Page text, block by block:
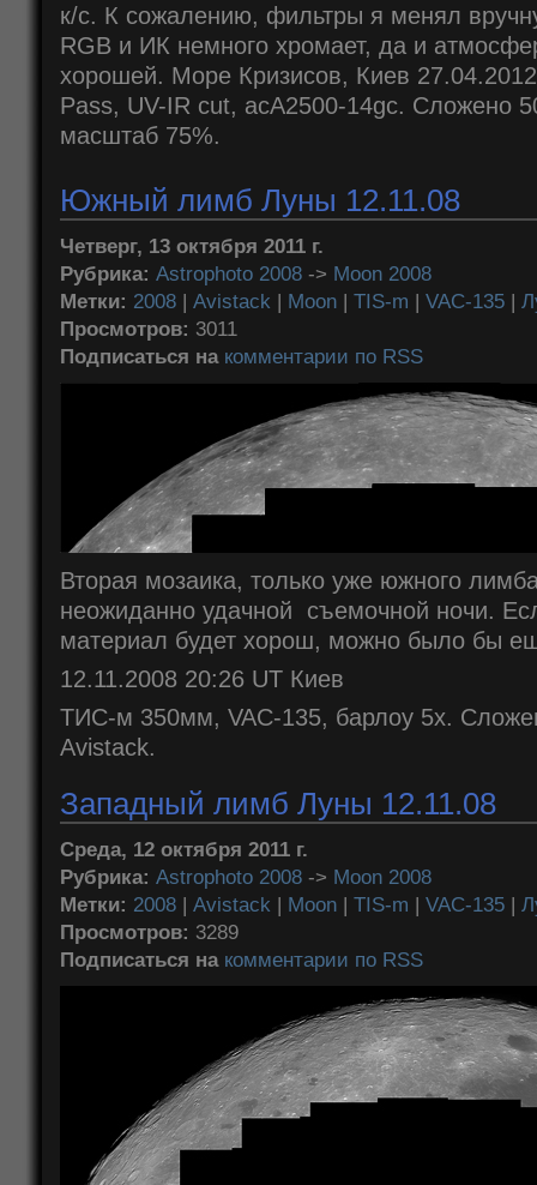
к/с. К сожалению, фильтры я менял
RGB и ИК немного хромает, да и
хорошей. Море Кризисов, Киев
Pass, UV-IR cut, acA2500-14gc. Сложено
масштаб 75%.
Южный лимб Луны 12.11.08
Четверг, 13 октября 2011 г.
Рубрика: Astrophoto 2008 -> Moon 2008
Метки: 2008 | Avistack | Moon | TIS-m | VAC-135 |
Просмотров: 3011
Подписаться на комментарии по RSS
Вторая мозаика, только уже южного
неожиданно удачной съемочной ночи.
материал будет хорош, можно было бы
12.11.2008 20:26 UT Киев
ТИС-м 350мм, VAC-135, барлоу 5x.
Avistack.
Западный лимб Луны 12.11.08
Среда, 12 октября 2011 г.
Рубрика: Astrophoto 2008 -> Moon 2008
Метки: 2008 | Avistack | Moon | TIS-m | VAC-135 |
Просмотров: 3289
Подписаться на комментарии по RSS